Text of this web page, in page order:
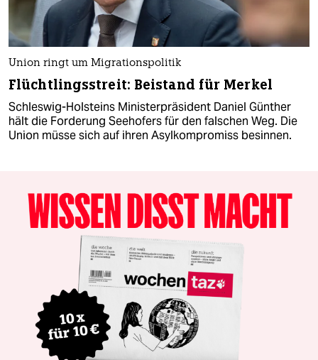
Union ringt um Migrationspolitik
Flüchtlingsstreit: Beistand für Merkel
Schleswig-Holsteins Ministerpräsident Daniel Günther
hält die Forderung Seehofers für den falschen Weg. Die
Union müsse sich auf ihren Asylkompromiss besinnen.